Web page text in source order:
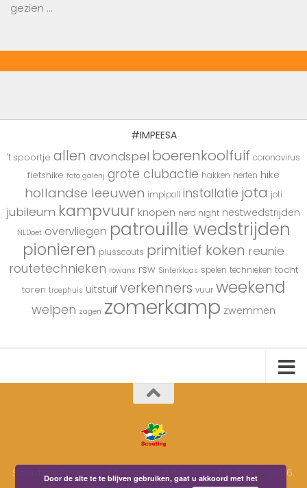
gezien …
#IMPEESA
't spoortje allen avondspel boerenkoolfuif coronavirus
fietshike foto galerij grote clubactie hakken herten hike
hollandse leeuwen impipoll installatie jota joti
jubileum kampvuur knopen nerd night nestwedstrijden
NLDoet overvliegen patrouille wedstrijden
pionieren plusscouts primitief koken reunie
routetechnieken rowans rsw Sinterklaas spelen technieken tocht
toren troephuis uitstuif verkenners vuur weekend
welpen zagen zomerkamp zwemmen
Scouting Impeesa (Amersfoort/Leusden) © 1996 - 2026.
Door de site te te blijven gebruiken, gaat u akkoord met het